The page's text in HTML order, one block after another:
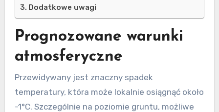
Dodatkowe uwagi
Prognozowane warunki
atmosferyczne
Przewidywany jest znaczny spadek
temperatury, która może lokalnie osiągnąć około
-1°C. Szczególnie na poziomie gruntu, możliwe